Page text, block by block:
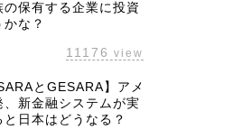
の保有する企業に投資
かな？
11176 view
とGESARA】アメ
、新金融システムが実
と日本はどうなる？